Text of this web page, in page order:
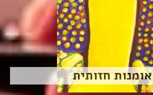
אומנות חזותית